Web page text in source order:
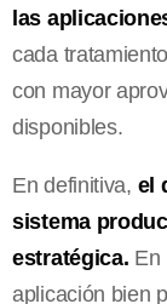
las
cada
con mayor
disponibles.
En definitiva, el
sistema
estratégica. En
aplicación bien